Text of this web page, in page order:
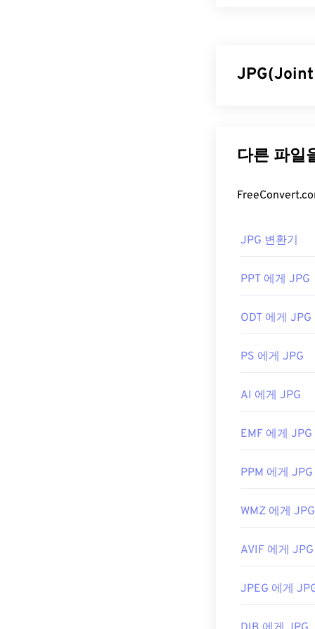
또는 페이지 이
Apple Preview
TIFF 파일을
은 대체 프로그
최초 출시: 1986
https://
https://
기가 비교적 작
사용하면 파일
더 나은 압축
JPG 파일
파일을 두 번
택하세요.
션, Apple
개발: Joint
최초 출시:
색상 선택기를
JPG 변환기
PPT 에게 JPG
ODT 에게 JPG
PS 에게 JPG
AI 에게 JPG
EMF 에게 JPG
PPM 에게 JPG
WMZ 에게 JPG
AVIF 에게 JPG
JPEG 에게